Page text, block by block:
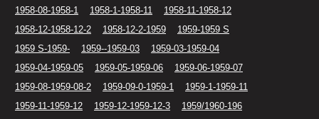
1958-08-1958-1
1958-1-1958-11
1958-11-1958-12
1958-12-1958-12-2
1958-12-2-1959
1959-1959 S
1959 S-1959-
1959--1959-03
1959-03-1959-04
1959-04-1959-05
1959-05-1959-06
1959-06-1959-07
1959-08-1959-08-2
1959-09-0-1959-1
1959-1-1959-11
1959-11-1959-12
1959-12-1959-12-3
1959/1960-196